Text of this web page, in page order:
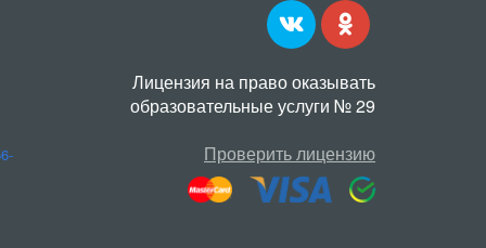
Лицензия на право оказывать
образовательные услуги № 29
Проверить лицензию